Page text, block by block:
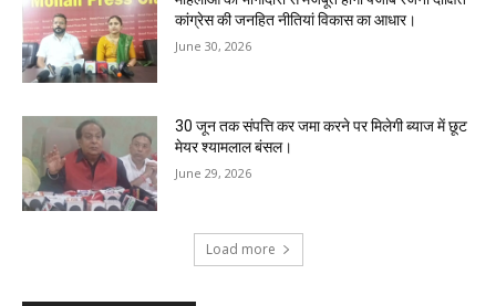
कांग्रेस की जनहित नीतियां विकास का आधार।
June 30, 2026
30 जून तक संपत्ति कर जमा करने पर मिलेगी ब्याज में छूट
मेयर श्यामलाल बंसल।
June 29, 2026
Load more